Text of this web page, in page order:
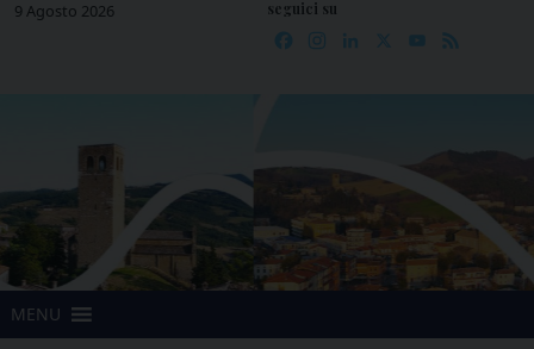
Skip9 Agosto 2026 seguici su
Facebook
Instagram
LinkedIn YouTube
MENU